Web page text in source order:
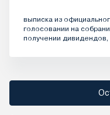
выписка из
голосовании на
получении дивидендов,